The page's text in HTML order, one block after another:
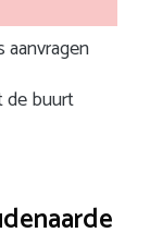
buurt